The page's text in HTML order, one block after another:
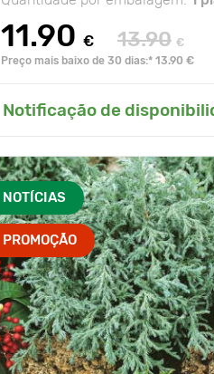
11.90 € 13.90 €
Preço mais baixo de 30 dias:* 13.90 €
Notificação de
Adicionar ao meu
NOTÍCIAS
PROMOÇÃO